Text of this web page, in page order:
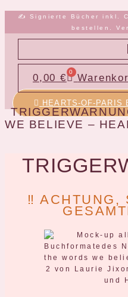
Zum
Inhalt
springen
✍️ Signierte Bücher inkl.
bestellen.
0,00 €
0
HEARTS-OF-PARIS
WE BELIEVE –
‼️ ACHTUNG,